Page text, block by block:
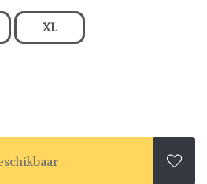
XL
